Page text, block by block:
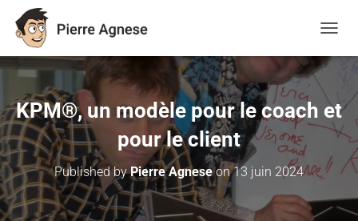
KPM®, un modèle pour le coach et
pour le client
Published byPierre Agneseon13 juin 2024